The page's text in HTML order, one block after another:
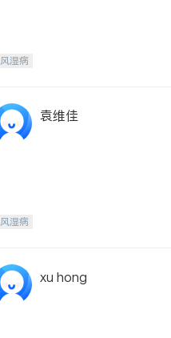
风湿病
袁维佳
风湿病
xu hong